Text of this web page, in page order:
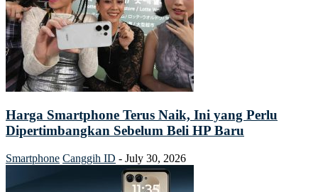
Harga Smartphone Terus Naik, Ini yang Perlu
Dipertimbangkan Sebelum Beli HP Baru
Smartphone Canggih ID - July 30, 2026